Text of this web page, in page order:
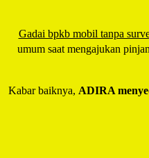
Gadai bpkb mobil tanpa
umum saat mengajukan
Kabar baiknya, ADIRA